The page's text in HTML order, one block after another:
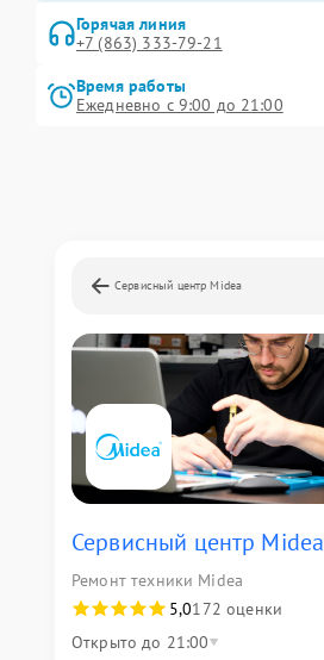
Горячая линия
+7 (863) 333-79-21
Время работы
Ежедневно с 9:00 до 21:00
Сервисный центр Midea
Сервисный центр Midea
Ремонт техники Midea
5,0172 оценки
Открыто до 21:00